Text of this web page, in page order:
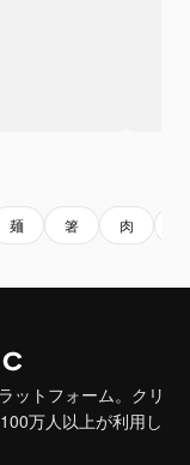
麺 箸 肉
ットフォーム。クリ
万人以上が利用し